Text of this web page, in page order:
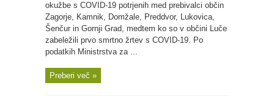
okužbe s COVID-19 potrjenih med prebivalci občin
Zagorje, Kamnik, Domžale, Preddvor, Lukovica,
Šenčur in Gornji Grad, medtem ko so v občini Luče
zabeležili prvo smrtno žrtev s COVID-19. Po
podatkih Ministrstva za ...
Preberi več »